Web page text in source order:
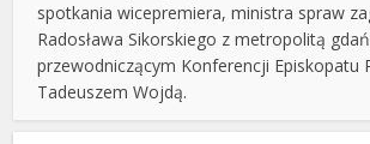
spotkania wicepremiera, ministra spraw
Radosława Sikorskiego z metropolitą
przewodniczącym Konferencji Episkopatu
Tadeuszem Wojdą.